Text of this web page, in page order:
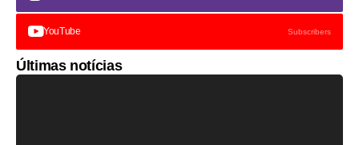
YouTube Subscribers
Últimas notícias